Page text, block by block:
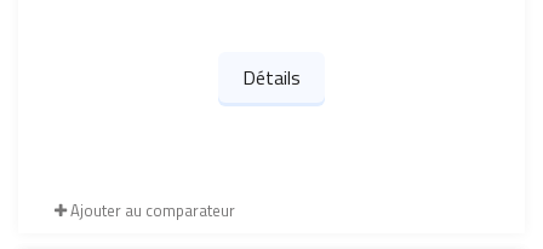
Détails
Ajouter au comparateur